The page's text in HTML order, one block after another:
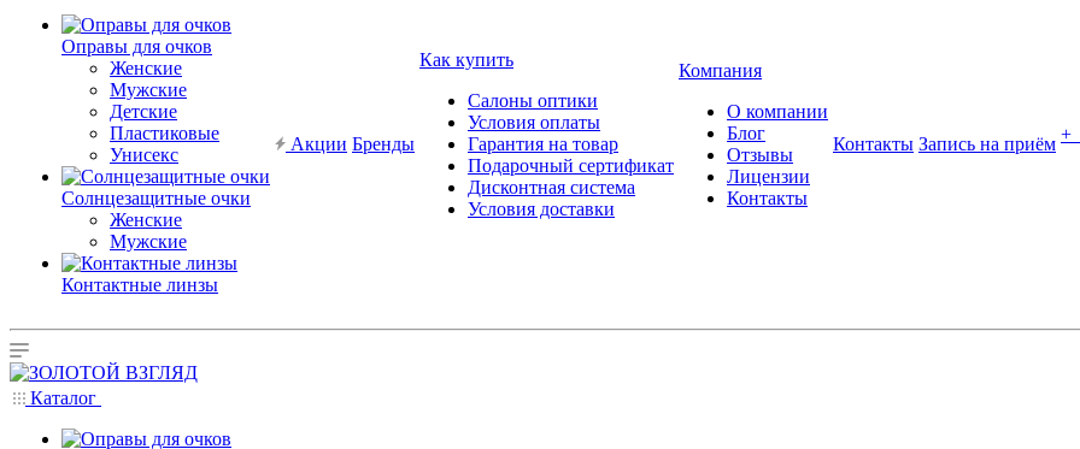
Оправы для очков
Женские
Мужские
Детские
Пластиковые
Унисекс
Солнцезащитные очки
Женские
Мужские
Контактные линзы
Акции Бренды
Как купить
Салоны оптики
Условия оплаты
Гарантия на товар
Подарочный сертификат
Дисконтная система
Условия доставки
Компания
О компании
Блог
Отзывы
Лицензии
Контакты
Контакты Запись на приём +
Каталог